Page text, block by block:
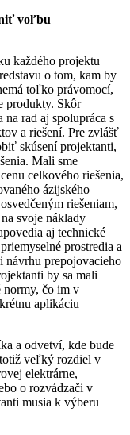
voľbu
každého projektu
o tom, kam by
toľko právomocí,
produkty. Skôr
rad aj spolupráca s
a riešení. Pre zvlášť
skúsení projektanti,
Mali sme
celkového riešenia,
ázijského
riešeniam,
svoje náklady
aj technické
prostredia a
prepojovacieho
by sa mali
normy, čo im v
aplikáciu
a odvetví, kde bude
totiž veľký rozdiel v
elektrárne,
o rozvádzači v
musia k výberu